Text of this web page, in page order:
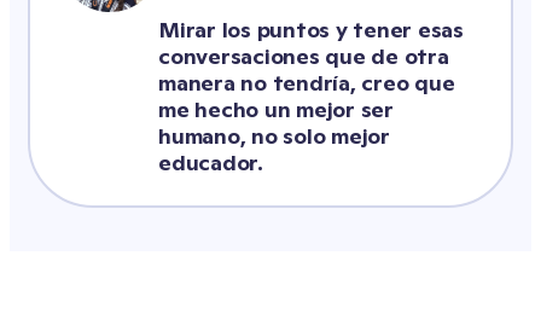
Mirar los puntos y tener esas
conversaciones que de otra
manera no tendría, creo que
me hecho un mejor ser
humano, no solo mejor
educador.